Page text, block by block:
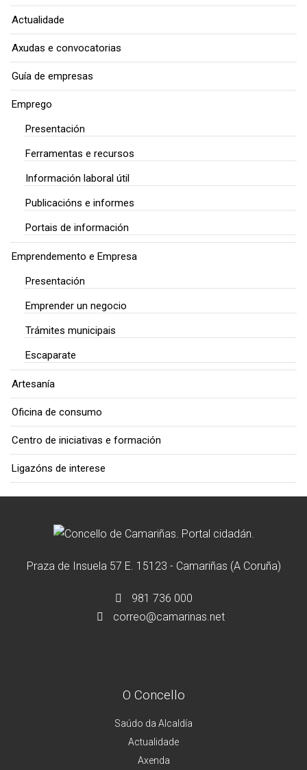
Actualidade
Axudas e convocatorias
Guía de empresas
Emprego
Presentación
Ferramentas e recursos
Información laboral útil
Publicacións e informes
Portais de información
Emprendemento e Empresa
Presentación
Emprender un negocio
Trámites municipais
Escaparate
Artesanía
Oficina de consumo
Centro de iniciativas e formación
Ligazóns de interese
Praza de Insuela 57 E. 15123 - Camariñas (A Coruña)
981 736 000
correo@camarinas.net
O Concello
Saúdo da Alcaldía
Actualidade
Axenda